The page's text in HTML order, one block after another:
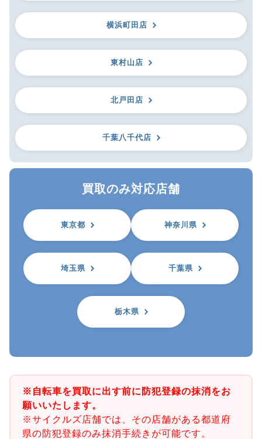
横浜町田店
東村山店
北戸田店
千葉八千代店
買取のみ対応店舗
東京都 神奈川県
埼玉県 千葉県
栃木県
※自転車を買取に出す前に防犯登録の抹消をお
願いいたします。
※サイクルズ店舗では、その店舗がある都道府
県の防犯登録のみ抹消手続きが可能です。